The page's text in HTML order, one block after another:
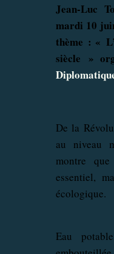
Jean-Luc
mardi 10
thème : «
siècle »
De la
au niveau
montre
essentiel,
écologique.
Eau